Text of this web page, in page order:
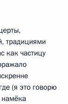
традициями
как частицу
(я это говорю
намёка